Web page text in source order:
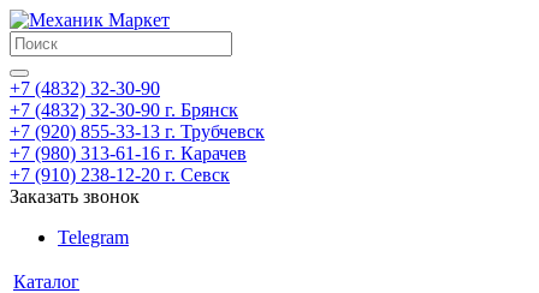
+7 (4832) 32-30-90
+7 (4832) 32-30-90 г. Брянск
+7 (920) 855-33-13 г. Трубчевск
+7 (980) 313-61-16 г. Карачев
+7 (910) 238-12-20 г. Севск
Заказать звонок
Telegram
Каталог